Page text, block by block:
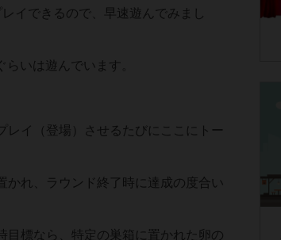
イできるので、早速遊んでみまし
いは遊んでいます。
レイ（登場）させるたびにここにトー
かれ、ラウンド終了時に達成の度合い
目標なら、特定の巣箱に置かれた卵の